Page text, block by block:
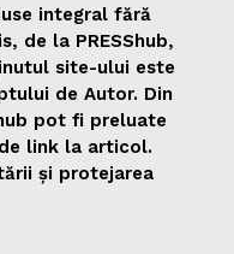
integral fără
de la PRESShub,
site-ului este
de Autor. Din
pot fi preluate
link la articol.
și protejarea